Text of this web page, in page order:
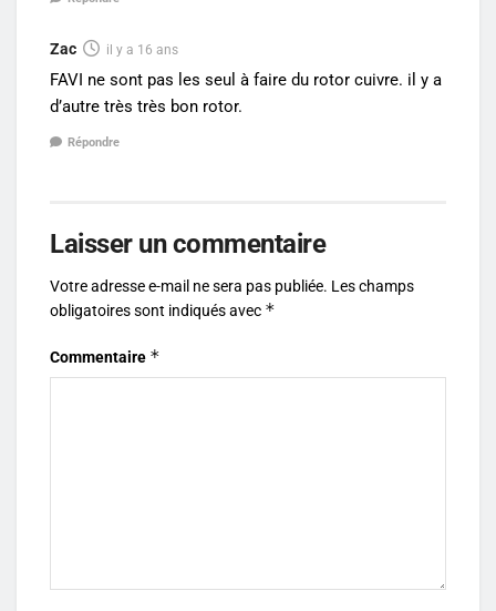
Zac il y a 16 ans
FAVI ne sont pas les seul à faire du rotor cuivre. il y a
d’autre très très bon rotor.
Répondre
Laisser un commentaire
Votre adresse e-mail ne sera pas publiée. Les champs
obligatoires sont indiqués avec *
Commentaire *